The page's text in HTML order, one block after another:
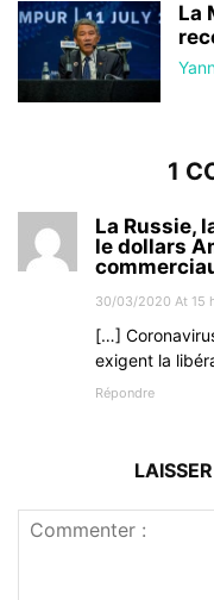
La
1
La Russie,
le dollars
30/03/2020 At 15
[…]
exigent la
Répondre